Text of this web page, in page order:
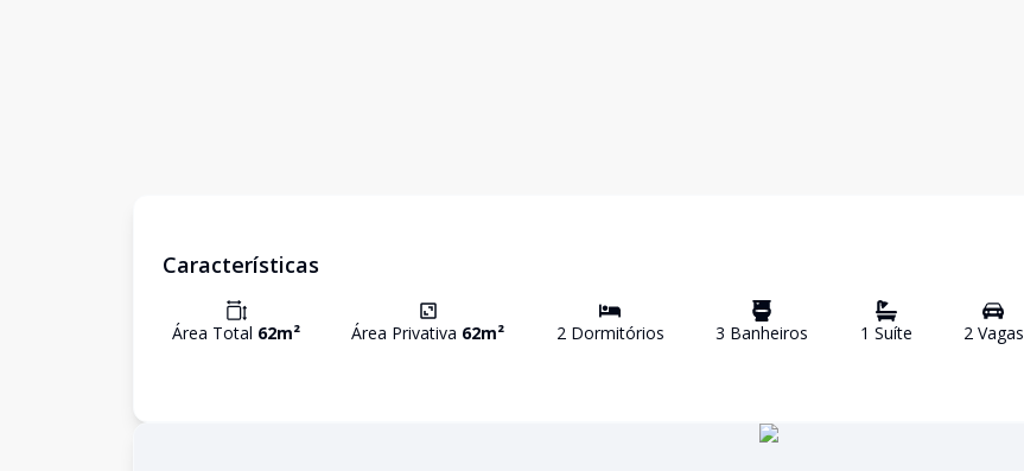
Características
Área Total 62m² Área Privativa 62m² 2Dormitórios 3 Banheiros 1 Suíte 2Vagas